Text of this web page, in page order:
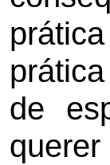
de